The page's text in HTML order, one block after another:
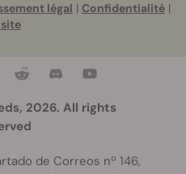
légal | Confidentialité |
2026. All rights
de Correos nº 146,